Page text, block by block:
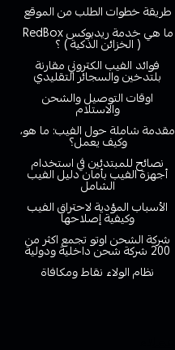
طريقة خطوات الطلب من الموقع
ما هي خدمة ريدبوكس RedBox
( الخزائن الذكية ) ؟
فوائد الفيب الكتروني مقارنة
بلتدخين والسجائر التقليدي
اوقات التوصيل والشحن
والاستلام
مقدمة شاملة حول الفيب: ما هو،
وكيف يعمل؟
نصائح للمبتدئين في استخدام
أجهزة الفيب بأمان دليل الفيب
الشامل
الأسباب المؤدية لاحتراق الفيب
وكيفية إصلاحها
شركة الشحن اوتو تجمع اكثر من
200 شركة شحن داخلية ودولية
نظام الولاء نقاط ومكافاة